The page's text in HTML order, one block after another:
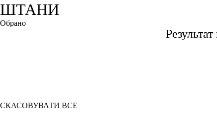
ШТАНИ
Обрано
СКАСОВУВАТИ ВСЕ